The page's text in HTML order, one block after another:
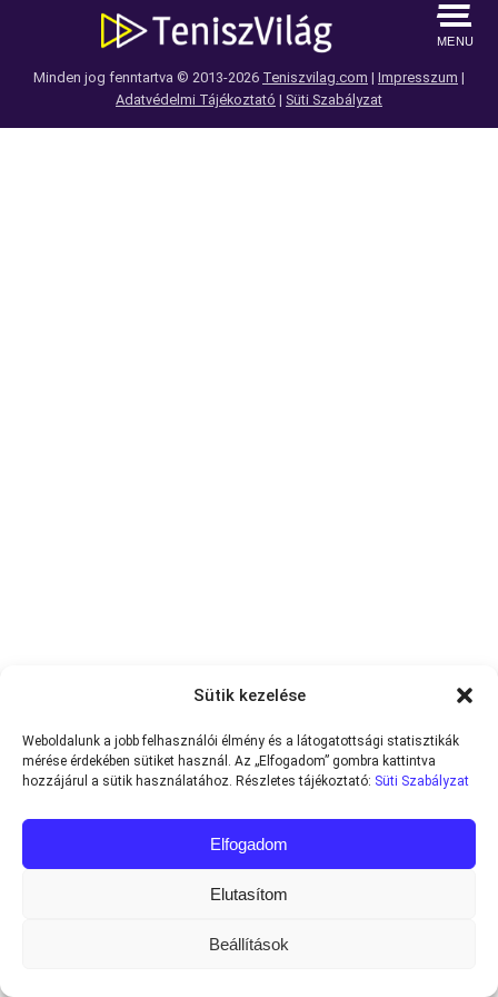
Sütik kezelése
Weboldalunk a jobb felhasználói élmény és a látogatottsági statisztikák
mérése érdekében sütiket használ. Az „Elfogadom” gombra kattintva
hozzájárul a sütik használatához. Részletes tájékoztató: Süti Szabályzat
Elfogadom
Elutasítom
Beállítások
MENU
Minden jog fenntartva © 2013-2026 Teniszvilag.com | Impresszum |
Adatvédelmi Tájékoztató | Süti Szabályzat